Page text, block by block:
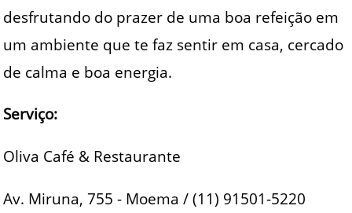
desfrutando do prazer de uma boa refeição em
um ambiente que te faz sentir em casa, cercado
de calma e boa energia.
Serviço:
Oliva Café & Restaurante
Av. Miruna, 755 - Moema / (11) 91501-5220